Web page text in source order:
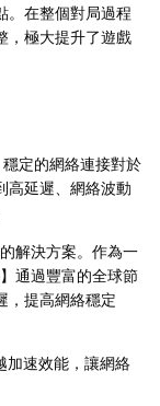
。在整個對局過程
，極大提升了遊戲
定的網絡連接對於
高延遲、網絡波動
解決方案。作為一
】通過豐富的全球節
，提高網絡穩定
加速效能，讓網絡